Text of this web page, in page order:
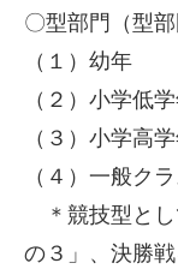
〇型部門（型
（１）幼年
（２）小学低
（３）小学高
（４）一般ク
＊競技型とし
の３」、決勝